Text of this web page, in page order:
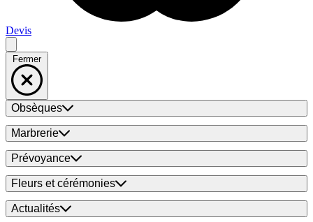
Devis
Fermer
Obsèques
Marbrerie
Prévoyance
Fleurs et cérémonies
Actualités